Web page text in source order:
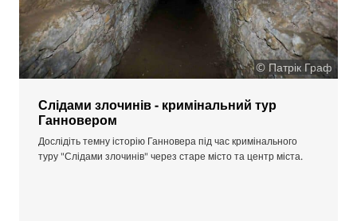
© Патрік Граф
Слідами злочинів - кримінальний тур
Ганновером
Дослідіть темну історію Ганновера під час кримінального
туру "Слідами злочинів" через старе місто та центр міста.